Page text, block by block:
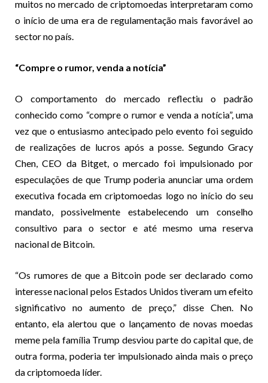
muitos no mercado de criptomoedas interpretaram como
o início de uma era de regulamentação mais favorável ao
sector no país.
“Compre o rumor, venda a notícia”
O comportamento do mercado reflectiu o padrão
conhecido como “compre o rumor e venda a notícia”, uma
vez que o entusiasmo antecipado pelo evento foi seguido
de realizações de lucros após a posse. Segundo Gracy
Chen, CEO da Bitget, o mercado foi impulsionado por
especulações de que Trump poderia anunciar uma ordem
executiva focada em criptomoedas logo no início do seu
mandato, possivelmente estabelecendo um conselho
consultivo para o sector e até mesmo uma reserva
nacional de Bitcoin.
“Os rumores de que a Bitcoin pode ser declarado como
interesse nacional pelos Estados Unidos tiveram um efeito
significativo no aumento de preço,” disse Chen. No
entanto, ela alertou que o lançamento de novas moedas
meme pela família Trump desviou parte do capital que, de
outra forma, poderia ter impulsionado ainda mais o preço
da criptomoeda líder.